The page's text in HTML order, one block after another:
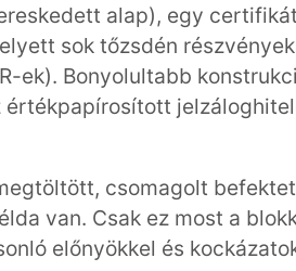
alap), egy
sok tőzsdén
ek). Bonyolultabb
csomagolt
van. Csak ez most a
előnyökkel és